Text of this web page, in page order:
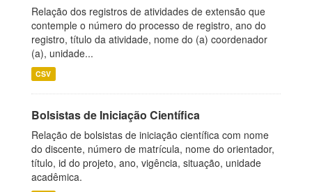
Relação dos registros de atividades de extensão que
contemple o número do processo de registro, ano do
registro, título da atividade, nome do (a) coordenador
(a), unidade...
CSV
Bolsistas de Iniciação Científica
Relação de bolsistas de iniciação científica com nome
do discente, número de matrícula, nome do orientador,
título, id do projeto, ano, vigência, situação, unidade
acadêmica.